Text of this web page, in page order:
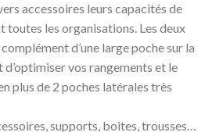
accessoires leurs capacités de
les organisations. Les deux
d’une large poche sur la
vos rangements et le
plus de 2 poches latérales très
supports, boites, trousses…